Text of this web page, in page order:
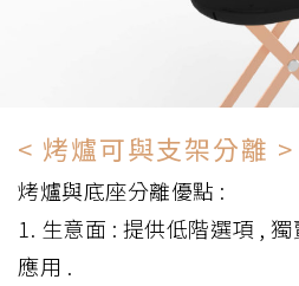
< 烤爐可與支架分離 >
烤爐與底座分離優點 :
1. 生意面 : 提供低階選項 ,
應用 .